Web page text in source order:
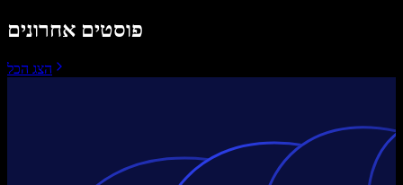
פוסטים אחרונים
הצג הכל